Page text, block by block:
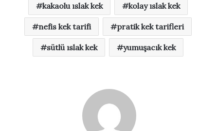
kakaolu ıslak kek kolay ıslak kek
nefis kek tarifi pratik kek tarifleri
sütlü ıslak kek yumuşacık kek